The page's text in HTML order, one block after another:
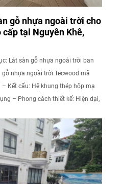
gỗ nhựa ngoài trời cho
tại Nguyên Khê,
Lát sàn gỗ nhựa ngoài trời ban
nhựa ngoài trời Tecwood mã
Kết cấu: Hệ khung thép hộp mạ
– Phong cách thiết kế: Hiện đại,